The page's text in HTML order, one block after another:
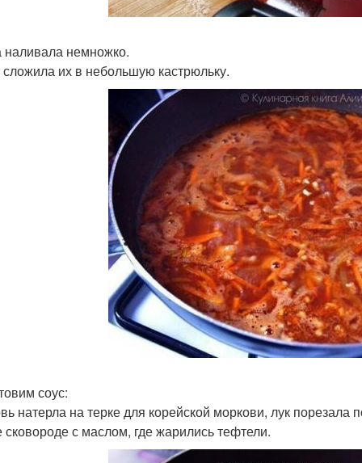
наливала немножко.
их в небольшую кастрюльку.
соус:
натерла на терке для корейской моркови, лук порезала
сковороде с маслом, где жарились тефтели.